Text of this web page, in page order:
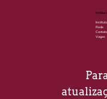
Instituto
Rede
Contato
Vagas